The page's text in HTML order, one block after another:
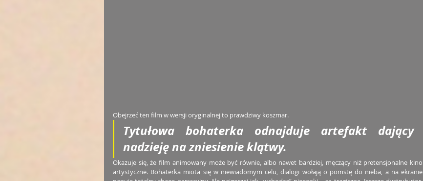
Obejrzeć ten film w wersji oryginalnej to prawdziwy koszmar.
Tytułowa bohaterka odnajduje artefakt dający
nadzieję na zniesienie klątwy.
Okazuje się, że film animowany może być równie, albo nawet bardziej, męczący niż pretensjonalne kino
artystyczne. Bohaterka miota się w niewiadomym celu, dialogi wołają o pomstę do nieba, a na ekranie